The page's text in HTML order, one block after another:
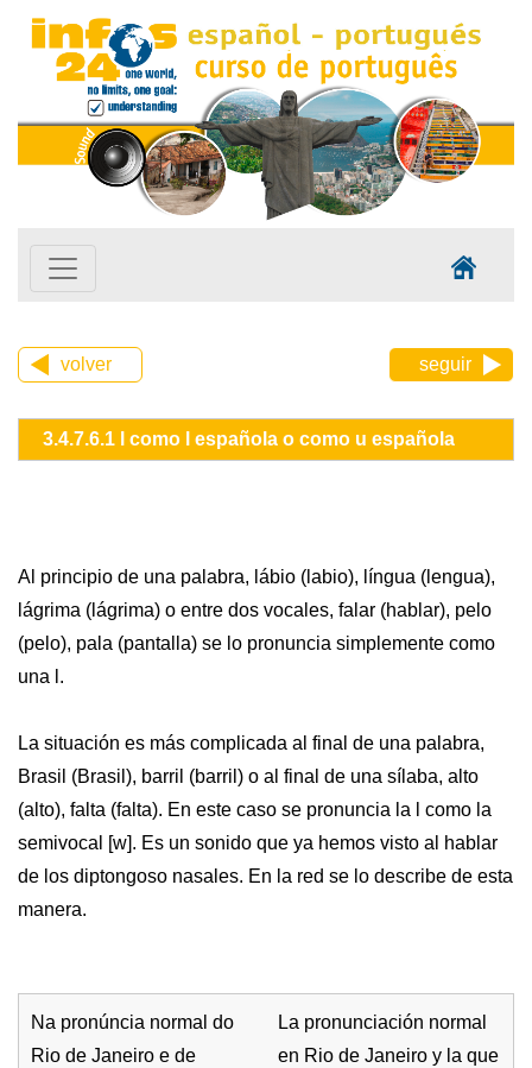
volver seguir
3.4.7.6.1 l como l española o como u española
Al principio de una palabra, lábio (labio), língua (lengua),
lágrima (lágrima) o entre dos vocales, falar (hablar), pelo
(pelo), pala (pantalla) se lo pronuncia simplemente como
una l.
La situación es más complicada al final de una palabra,
Brasil (Brasil), barril (barril) o al final de una sílaba, alto
(alto), falta (falta). En este caso se pronuncia la l como la
semivocal [w]. Es un sonido que ya hemos visto al hablar
de los diptongoso nasales. En la red se lo describe de esta
manera.
Na pronúncia normal do
Rio de Janeiro e de
La pronunciación normal
en Rio de Janeiro y la que